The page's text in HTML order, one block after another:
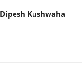
Dipesh Kushwaha